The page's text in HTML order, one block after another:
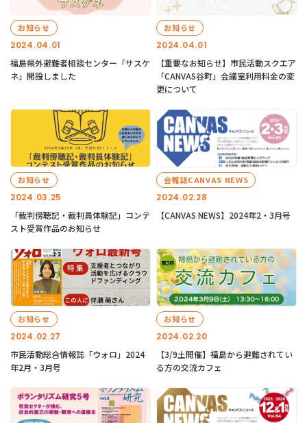
2024.04.01
お知らせ
福島県外避難者相談センター「サスケ
ネ」開設しました
2024.04.01
お知らせ
【重要なお知らせ】市民活動スクエア
「CANVAS谷町」会議室利用料金の変
更について
2024.03.25
お知らせ
「裁判傍聴記・裁判員体験記」コンテ
スト受賞作品のお知らせ
2024.02.28
会報誌CANVAS NEWS
【CANVAS NEWS】2024年2・3月号
2024.02.27
お知らせ
市民活動総合情報誌「ウォロ」2024
年2月・3月号
2024.02.20
お知らせ
【3/9土開催】福島から避難されてい
る方の交流カフェ